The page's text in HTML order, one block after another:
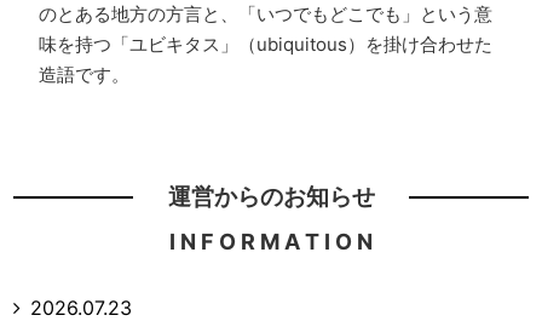
のとある地方の方言と、「いつでもどこでも」という意
味を持つ「ユビキタス」（ubiquitous）を掛け合わせた
造語です。
運営からのお知らせ
I N F O R M A T I O N
2026.07.23